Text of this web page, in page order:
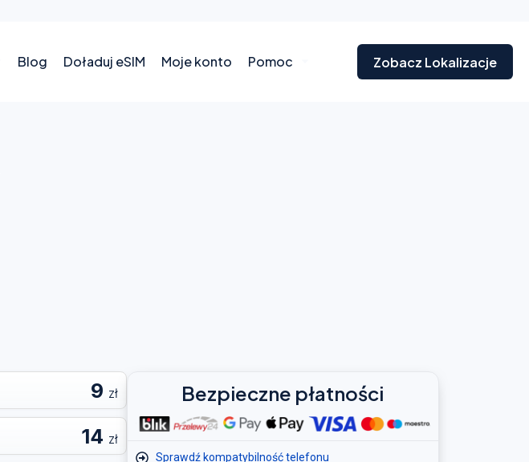
Blog Doładuj eSIM Moje konto Pomoc Zobacz Lokalizacje
9 zł
14 zł
Bezpieczne płatności
Sprawdź kompatybilność telefonu